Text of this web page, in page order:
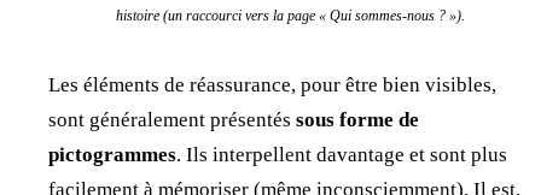
histoire (un raccourci vers la page « Qui sommes-nous ? »).
Les éléments de réassurance, pour être bien visibles,
sont généralement présentés sous forme de
pictogrammes. Ils interpellent davantage et sont plus
facilement à mémoriser (même inconsciemment). Il est,